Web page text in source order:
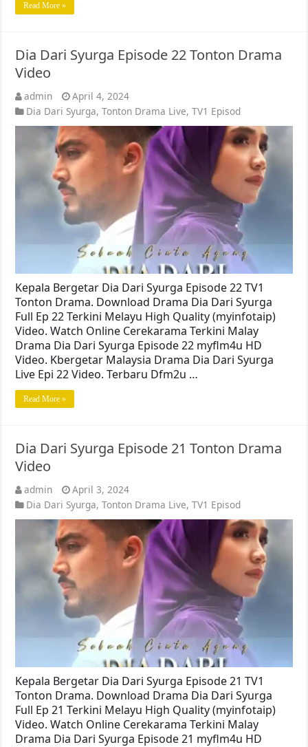
Read More »
Dia Dari Syurga Episode 22 Tonton Drama
Video
admin
April 4, 2024
Dia Dari Syurga,Tonton Drama Live,TV1 Episod
Kepala Bergetar Dia Dari Syurga Episode 22 TV1
Tonton Drama. Download Drama Dia Dari Syurga
Full Ep 22 Terkini Melayu High Quality (myinfotaip)
Video. Watch Online Cerekarama Terkini Malay
Drama Dia Dari Syurga Episode 22 myflm4u HD
Video. Kbergetar Malaysia Drama Dia Dari Syurga
Live Epi 22 Video. Terbaru Dfm2u …
Read More »
Dia Dari Syurga Episode 21 Tonton Drama
Video
admin
April 3, 2024
Dia Dari Syurga,Tonton Drama Live,TV1 Episod
Kepala Bergetar Dia Dari Syurga Episode 21 TV1
Tonton Drama. Download Drama Dia Dari Syurga
Full Ep 21 Terkini Melayu High Quality (myinfotaip)
Video. Watch Online Cerekarama Terkini Malay
Drama Dia Dari Syurga Episode 21 myflm4u HD